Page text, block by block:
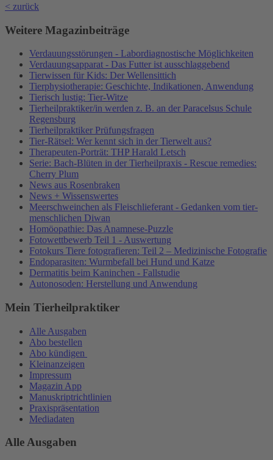
< zurück
Weitere Magazinbeiträge
Verdauungsstörungen - Labordiagnostische Möglichkeiten
Verdauungsapparat - Das Futter ist ausschlaggebend
Tierwissen für Kids: Der Wellensittich
Tierphysiotherapie: Geschichte, Indikationen, Anwendung
Tierisch lustig: Tier-Witze
Tierheilpraktiker/in werden z. B. an der Paracelsus Schule
Regensburg
Tierheilpraktiker Prüfungsfragen
Tier-Rätsel: Wer kennt sich in der Tierwelt aus?
Therapeuten-Porträt: THP Harald Letsch
Serie: Bach-Blüten in der Tierheilpraxis - Rescue remedies:
Cherry Plum
News aus Rosenbraken
News + Wissenswertes
Meerschweinchen als Fleischlieferant - Gedanken vom tier-
menschlichen Diwan
Homöopathie: Das Anamnese-Puzzle
Fotowettbewerb Teil 1 - Auswertung
Fotokurs Tiere fotografieren: Teil 2 – Medizinische Fotografie
Endoparasiten: Wurmbefall bei Hund und Katze
Dermatitis beim Kaninchen - Fallstudie
Autonosoden: Herstellung und Anwendung
Mein Tierheilpraktiker
Alle Ausgaben
Abo bestellen
Abo kündigen
Kleinanzeigen
Impressum
Magazin App
Manuskriptrichtlinien
Praxispräsentation
Mediadaten
Alle Ausgaben